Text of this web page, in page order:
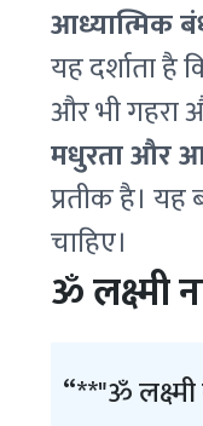
आध्यात्मिक
यह दर्शाता है
और भी गहरा
मधुरता और
प्रतीक है।
चाहिए।
ॐ लक्ष्मी
**"ॐ